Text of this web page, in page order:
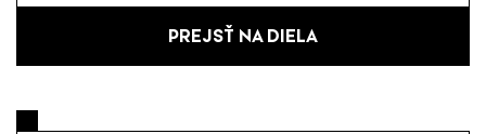
PREJSŤ NA DIELA